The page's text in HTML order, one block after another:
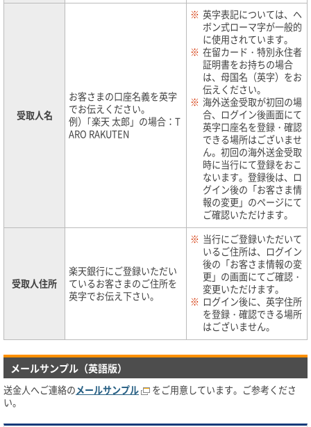
受取人名
お客さまの口座名義を英字
でお伝えください。
例）｢楽天 太郎」の場合：T
ARO RAKUTEN
※ 英字表記については、ヘ
ボン式ローマ字が一般的
に使用されています。
※ 在留カード・特別永住者
証明書をお持ちの場合
は、母国名（英字）をお
伝えください。
※ 海外送金受取が初回の場
合、ログイン後画面にて
英字口座名を登録・確認
できる場所はございませ
ん。初回の海外送金受取
時に当行にて登録をおこ
ないます。登録後は、ロ
グイン後の「お客さま情
報の変更」のページにて
ご確認いただけます。
受取人住所
楽天銀行にご登録いただい
ているお客さまのご住所を
英字でお伝え下さい。
※ 当行にご登録いただいて
いるご住所は、ログイン
後の「お客さま情報の変
更」の画面にてご確認・
変更いただけます。
※ ログイン後に、英字住所
を登録・確認できる場所
はございません。
メールサンプル（英語版）
送金人へご連絡のメールサンプル
をご用意しています。ご参考くださ
い。